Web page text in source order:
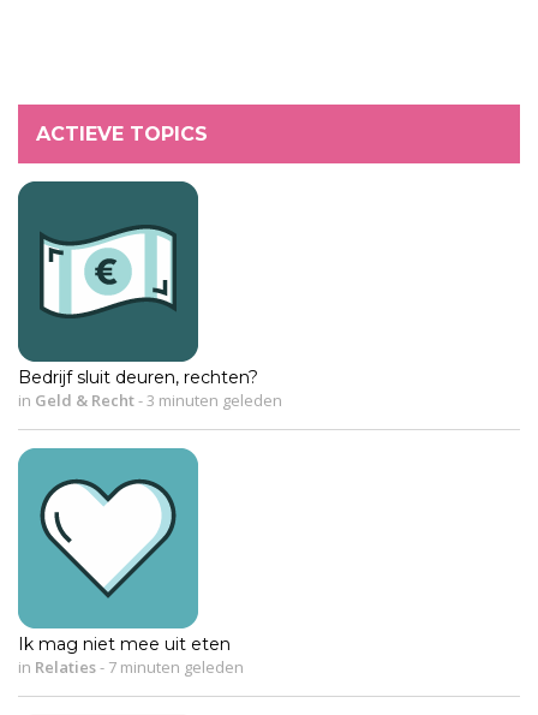
ACTIEVE TOPICS
Bedrijf sluit deuren, rechten?
in Geld & Recht-3 minuten geleden
Ik mag niet mee uit eten
in Relaties- 7 minuten geleden